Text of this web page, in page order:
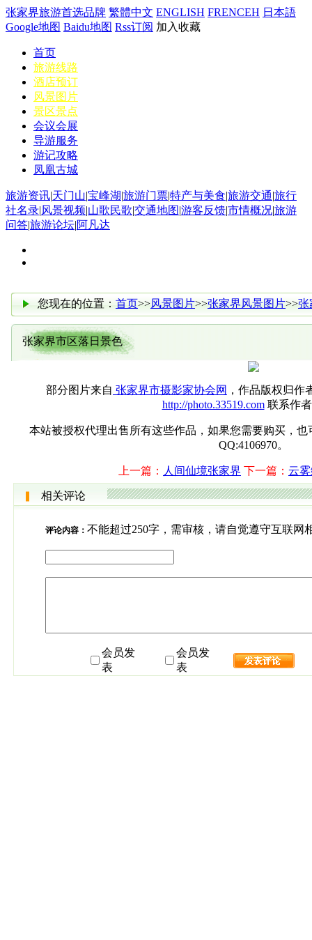
张家界旅游首选品牌 繁體中文 ENGLISH FRENCEH 日本語
Google地图 Baidu地图 Rss订阅 加入收藏
首页
旅游线路
酒店预订
风景图片
景区景点
会议会展
导游服务
游记攻略
凤凰古城
旅游资讯|天门山|宝峰湖|旅游门票|特产与美食|旅游交通|旅行
社名录|风景视频|山歌民歌|交通地图|游客反馈|市情概况|旅游
问答|旅游论坛|阿凡达
您现在的位置： 首页>>风景图片>>张家界风景图片>>张
张家界市区落日景色
部分图片来自 张家界市摄影家协会网 ，作品版权归作
http://photo.33519.com联系作
本站被授权代理出售所有这些作品，如果您需要购买，也
QQ:4106970。
上一篇： 人间仙境张家界 下一篇： 云
相关评论
评论内容： 不能超过250字，需审核，请自觉遵守互联网
会员发
表
会员发
表